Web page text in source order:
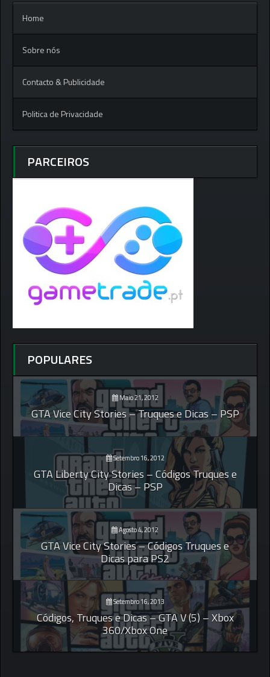
Home
Sobre nós
Contacto & Publicidade
Politica de Privacidade
PARCEIROS
POPULARES
Maio 21, 2012
GTA Vice City Stories – Truques e Dicas – PSP
Setembro 16, 2012
GTA Liberty City Stories – Códigos Truques e
Dicas – PSP
Agosto 4, 2012
GTA Vice City Stories – Códigos Truques e
Dicas para PS2
Setembro 16, 2013
Códigos, Truques e Dicas – GTA V (5) – Xbox
360/Xbox One